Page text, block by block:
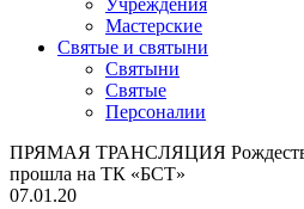
Учреждения
Мастерские
Святые и святыни
Cвятыни
Cвятые
Персоналии
ПРЯМАЯ ТРАНСЛЯЦИЯ
прошла на ТК «БСТ»
07.01.20